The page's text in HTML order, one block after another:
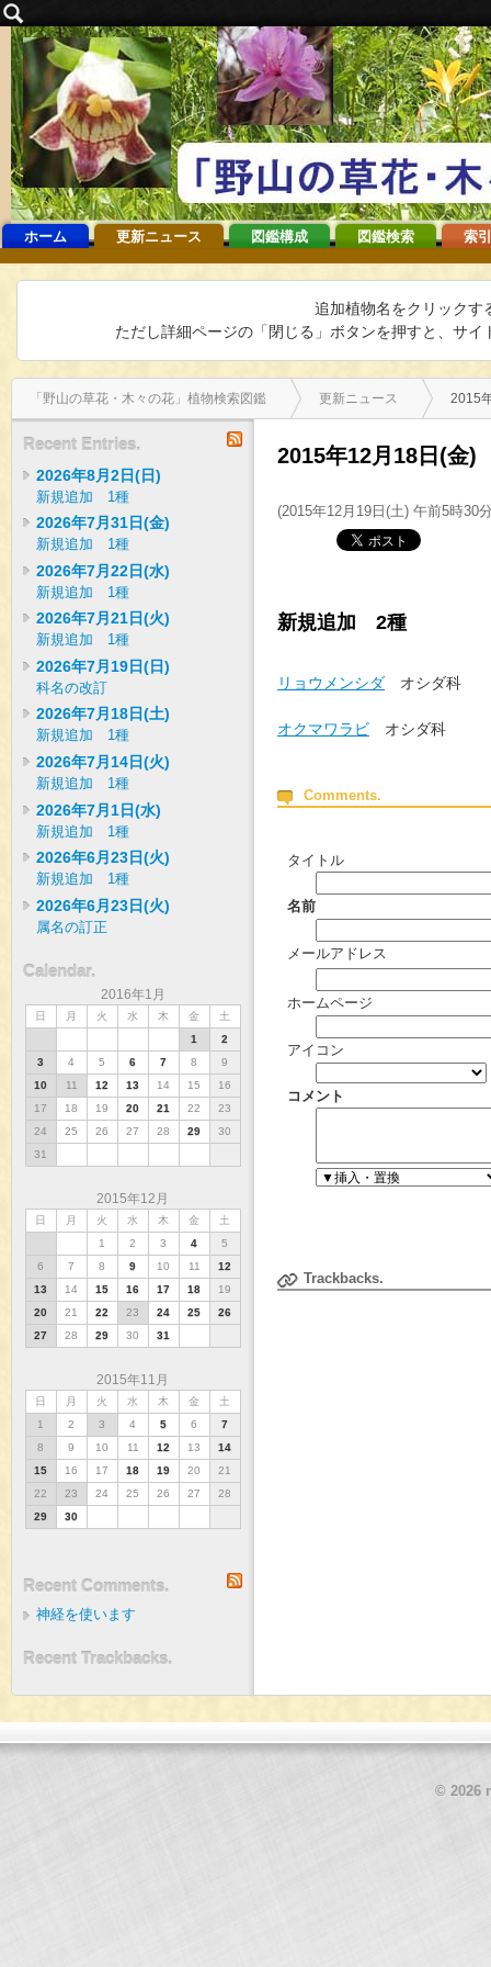
ホーム 更新ニュース 図鑑構成 図鑑検索 索
追加植物名をクリックす
ただし詳細ページの「閉じる」ボタンを押すと、サ
「野山の草花・木々の花」植物検索図鑑 更新ニュース 2015
2015年12月18日(金)
(2015年12月19日(土) 午前5時30
新規追加 2種
リョウメンシダ オシダ科
オクマワラビ オシダ科
Comments.
タイトル
名前
メールアドレス
ホームページ
アイコン
コメント
Trackbacks.
Recent Entries.
2026年8月2日(日)
新規追加 1種
2026年7月31日(金)
新規追加 1種
2026年7月22日(水)
新規追加 1種
2026年7月21日(火)
新規追加 1種
2026年7月19日(日)
科名の改訂
2026年7月18日(土)
新規追加 1種
2026年7月14日(火)
新規追加 1種
2026年7月1日(水)
新規追加 1種
2026年6月23日(火)
新規追加 1種
2026年6月23日(火)
属名の訂正
Calendar.
2016年1月
日 月 火 水 木 金
土
1
2
3
4 5 6 7 8
9
10
11 12 13 14 15
16
17
18 19 20 21 22
23
24
25 26 27 28 29
30
31
2015年12月
日 月 火 水 木 金
土
1
2 3 4
5
6
7 8 9 10 11
12
13
14 15 16 17 18
19
20
21 22 23 24 25
26
27
28 29 30 31
2015年11月
日 月 火 水 木 金
土
1
2 3 4 5 6
7
8
9 10 11 12 13
14
15
16 17 18 19 20
21
22
23 24 25 26 27
28
29
30
Recent Comments.
神経を使います
Recent Trackbacks.
© 2026